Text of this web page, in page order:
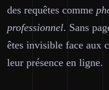
des requêtes comme
professionnel. Sans
êtes invisible face aux
leur présence en ligne.